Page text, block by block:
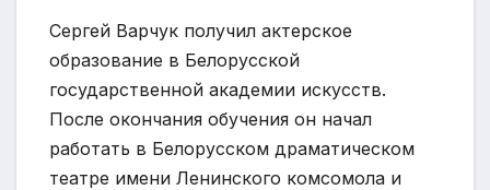
Сергей Варчук получил актерское
образование в Белорусской
государственной академии искусств.
После окончания обучения он начал
работать в Белорусском драматическом
театре имени Ленинского комсомола и